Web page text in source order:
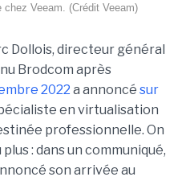
chez Veeam. (Crédit Veeam)
Dollois, directeur général
Brodcom après
2022 a annoncé sur
en virtualisation
professionnelle. On
: dans un communiqué,
son arrivée au